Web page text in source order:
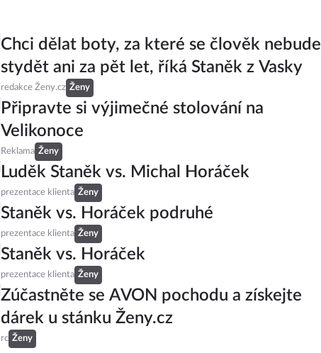
Chci dělat boty, za které se člověk nebude
stydět ani za pět let, říká Staněk z Vasky
redakce Ženy.cz Ženy
Připravte si výjimečné stolování na
Velikonoce
Reklama Ženy
Luděk Staněk vs. Michal Horáček
prezentace klienta Ženy
Staněk vs. Horáček podruhé
prezentace klienta Ženy
Staněk vs. Horáček
prezentace klienta Ženy
Zúčastněte se AVON pochodu a získejte
dárek u stánku Ženy.cz
rc Ženy